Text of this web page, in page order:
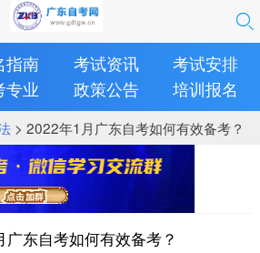
指南 考试资讯
考试安排
专业 政策公告 培训报名
> 2022年1月广东自考如何有效备考？
广东自考如何有效备考？